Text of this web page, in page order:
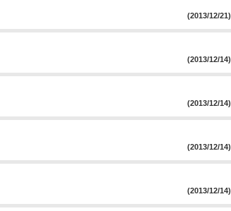
(2013/12/21)
(2013/12/14)
(2013/12/14)
(2013/12/14)
(2013/12/14)